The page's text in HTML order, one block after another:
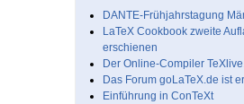
DANTE-Frühjahrstagung
LaTeX Cookbook zweite
erschienen
Der Online-Compiler
Das Forum goLaTeX.de ist
Einführung in ConTeXt